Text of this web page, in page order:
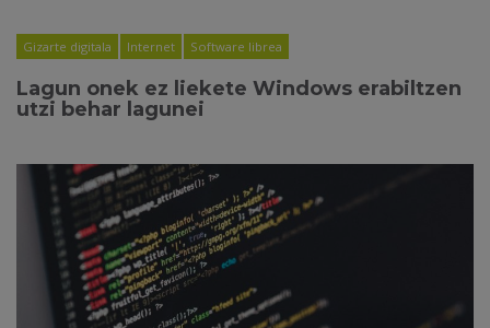
Gizarte digitala Internet Software librea
Lagun onek ez liekete Windows erabiltzen
utzi behar lagunei